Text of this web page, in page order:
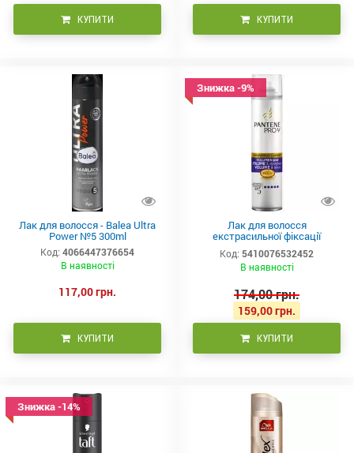
КУПИТИ КУПИТИ
Лак для волосся - Balea Ultra
Power №5 300ml
Код: 4066447376654
В наявності
117,00 грн.
КУПИТИ
Знижка -9%
Лак для волосся
екстрасильної фіксації
Pantene Pro-V Volumen pur Hair
Spray 250 ml
Код: 5410076532452
В наявності
174,00 грн.
159,00 грн.
КУПИТИ
Знижка -14%